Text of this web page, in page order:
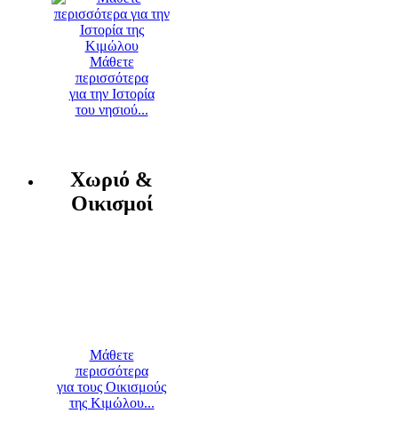
Μάθετε
περισσότερα
για την Ιστορία
του νησιού...
Χωριό &
Οικισμοί
Μάθετε
περισσότερα
για τους Οικισμούς
της Κιμώλου...